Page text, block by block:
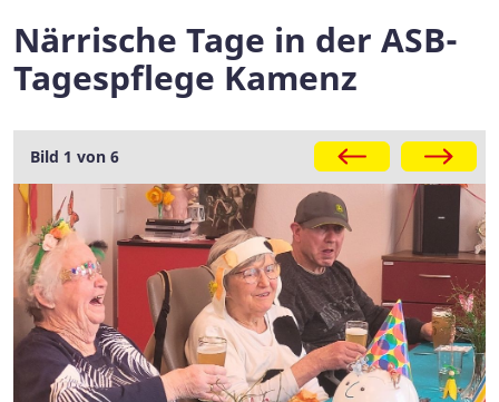
Närrische Tage in der ASB-
Tagespflege Kamenz
Galerie
Bild 1 von 6